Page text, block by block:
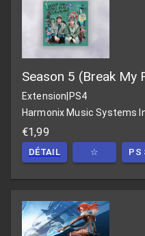
Season 5 (Break My
Extension|PS4
Harmonix Music Systems
€1,99
DÉTAIL ☆ PS